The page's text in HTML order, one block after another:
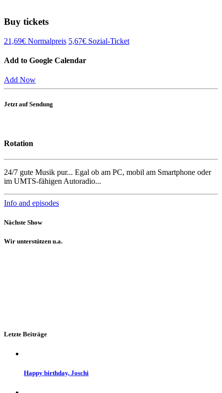
Buy tickets
21,69€ Normalpreis 5,67€ Sozial-Ticket
Add to Google Calendar
Add Now
Jetzt auf Sendung
Rotation
24/7 gute Musik pur... Egal ob am PC, mobil am Smartphone oder
im UMTS-fähigen Autoradio...
Info and episodes
Nächste Show
Wir unterstützen u.a.
Letzte Beiträge
Happy birthday, Joschi